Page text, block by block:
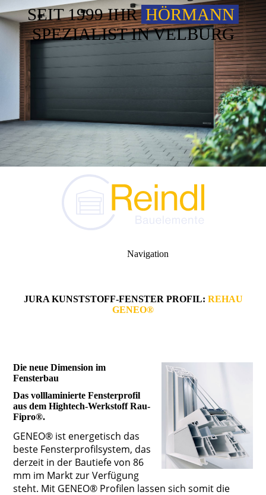
SEIT 1999 IHR HÖRMANN
SPEZIALIST IN VELBURG
Navigation
JURA KUNSTSTOFF-FENSTER PROFIL: REHAU
GENEO®
Die neue Dimension im
Fensterbau
Das volllaminierte Fensterprofil
aus dem Hightech-Werkstoff Rau-
Fipro®.
GENEO® ist energetisch das
beste Fensterprofilsystem, das
derzeit in der Bautiefe von 86
mm im Markt zur Verfügung
steht. Mit GENEO® Profilen lassen sich somit die